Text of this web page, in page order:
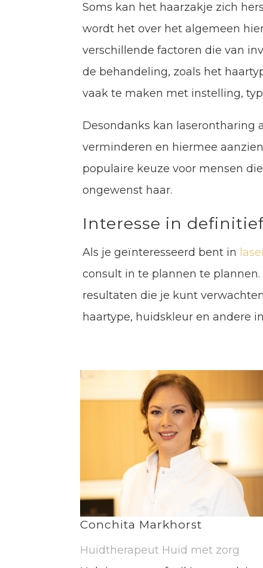
Soms kan het haarzakje zich
wordt het over het algemeen
verschillende factoren die van
de behandeling, zoals het
vaak te maken met instelling,
Desondanks kan laserontharing
verminderen en hiermee
populaire keuze voor mensen
ongewenst haar.
Interesse in
Als je geïnteresseerd bent in
consult in te plannen te
resultaten die je kunt
haartype, huidskleur en andere
Conchita Markhorst
Huidtherapeut Huid met zorg